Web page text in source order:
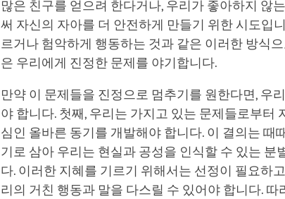
많은 친구를 얻으려 한다거나, 우리가 좋아하지 않
써 자신의 자아를 더 안전하게 만들기 위한 시도입
르거나 험악하게 행동하는 것과 같은 이러한 방식
은 우리에게 진정한 문제를 야기합니다.
만약 이 문제들을 진정으로 멈추기를 원한다면, 우
야 합니다. 첫째, 우리는 가지고 있는 문제들로부터
심인 올바른 동기를 개발해야 합니다. 이 결의는 때
기로 삼아 우리는 현실과 공성을 인식할 수 있는 분
다. 이러한 지혜를 기르기 위해서는 선정이 필요하
리의 거친 행동과 말을 다스릴 수 있어야 합니다.